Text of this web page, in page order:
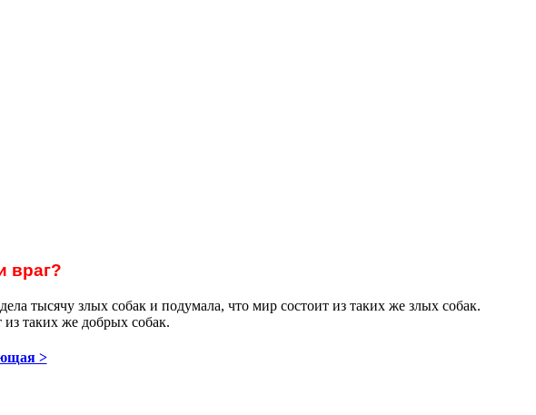
враг?
тысячу злых собак и подумала, что мир состоит из таких же злых собак.
таких же добрых собак.
>